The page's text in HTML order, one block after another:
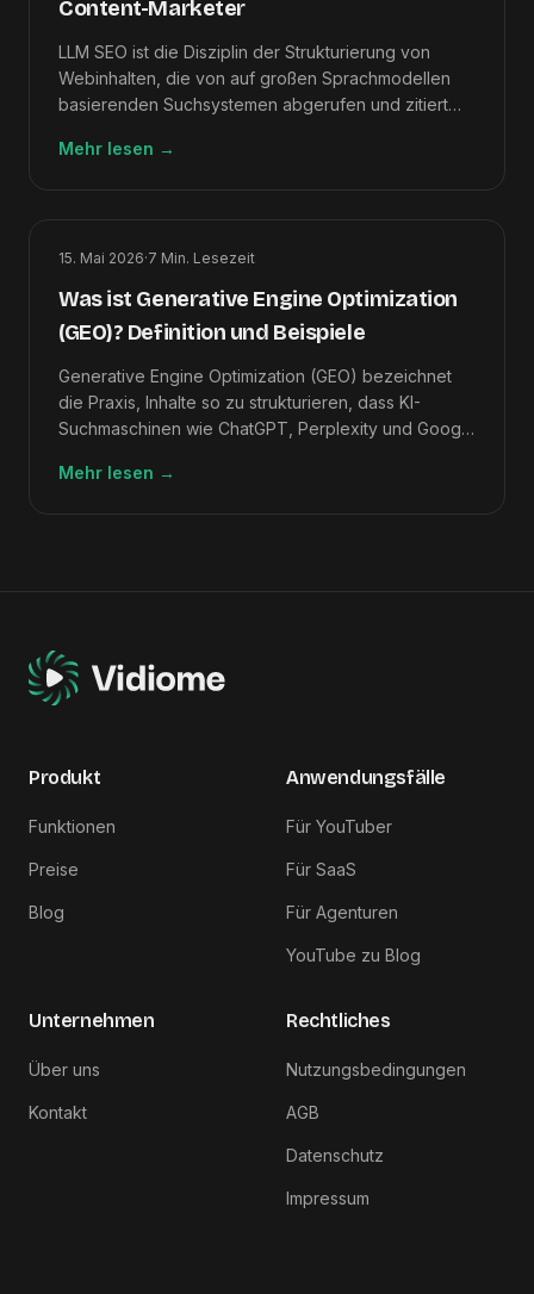
Content-Marketer
LLM SEO ist die Disziplin der Strukturierung von
Webinhalten, die von auf großen Sprachmodellen
basierenden Suchsystemen abgerufen und zitiert
Veröffentlichung.
Mehr lesen →
15. Mai 2026·7 Min. Lesezeit
Was ist Generative Engine Optimization
(GEO)? Definition und Beispiele
Generative Engine Optimization (GEO) bezeichnet
die Praxis, Inhalte so zu strukturieren, dass KI-
Suchmaschinen wie ChatGPT, Perplexity und Google
Mehr lesen →
Produkt
Funktionen
Preise
Blog
Anwendungsfälle
Für YouTuber
Für SaaS
Für Agenturen
YouTube zu Blog
Unternehmen
Über uns
Kontakt
Rechtliches
Nutzungsbedingungen
AGB
Datenschutz
Impressum